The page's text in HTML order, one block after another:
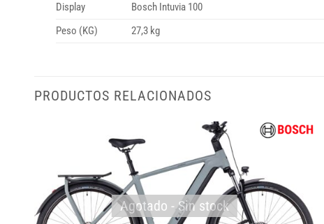
Display
Bosch Intuvia 100
Peso (KG)
27,3 kg
PRODUCTOS RELACIONADOS
Agotado - Sin stock